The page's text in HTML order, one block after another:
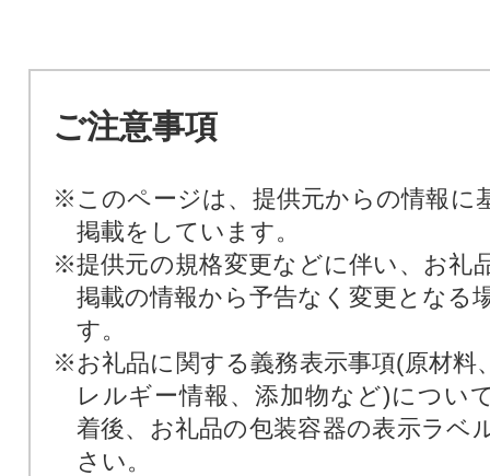
ご注意事項
※このページは、提供元からの情報に
掲載をしています。
※提供元の規格変更などに伴い、お礼
掲載の情報から予告なく変更となる
す。
※お礼品に関する義務表示事項(原材料
レルギー情報、添加物など)につい
着後、お礼品の包装容器の表示ラベ
さい。